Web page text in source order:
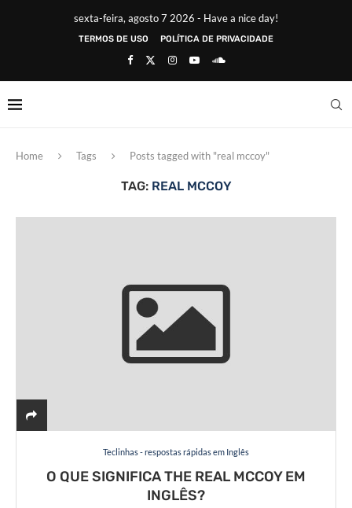
sexta-feira, agosto 7 2026 - Have a nice day!
TERMOS DE USO POLÍTICA DE PRIVACIDADE
Home Tags Posts tagged with "real mccoy"
TAG: REAL MCCOY
Teclinhas - respostas rápidas em Inglês
O QUE SIGNIFICA THE REAL MCCOY EM
INGLÊS?